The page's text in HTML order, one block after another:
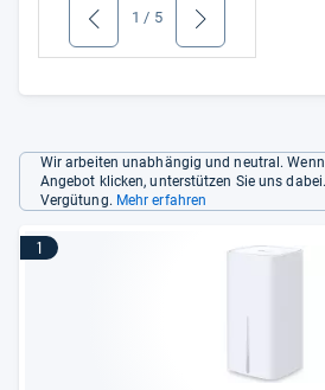
zurück 1 / 5 weiter
Wir arbeiten unabhängig und neutral.
Angebot klicken, unterstützen Sie uns
Vergütung. Mehr erfahren
1